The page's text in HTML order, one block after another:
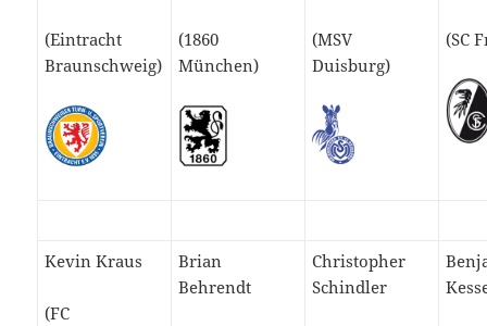
(Eintracht
Braunschweig)
(1860
München)
(MSV
Duisburg)
(SC
Kevin Kraus
(FC
Brian
Behrendt
Christopher
Schindler